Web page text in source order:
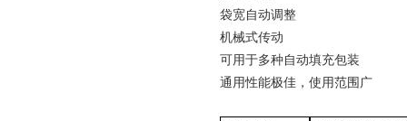
袋宽自动调整
机械式传动
可用于多种自动填充包装
通用性能极佳，使用范围广